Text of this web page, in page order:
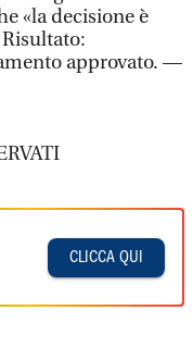
«la decisione è
approvato. —
CLICCA QUI